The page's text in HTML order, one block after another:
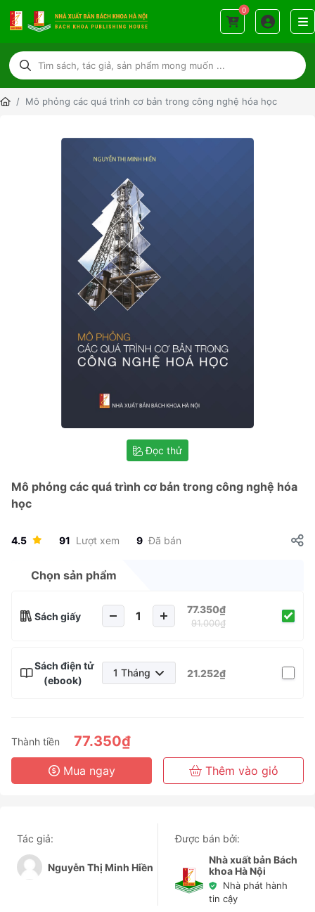
0
Mô phỏng các quá trình cơ bản trong công nghệ hóa học
Đọc thử
Mô phỏng các quá trình cơ bản trong công nghệ hóa
học
4.5 91 Lượt xem 9 Đã bán
Chọn sản phẩm
Sách giấy
77.350₫
91.000₫
Sách điện tử
(ebook)
1 Tháng
6 Tháng
3 Năm
21.252₫
Thành tiền 77.350₫
Mua ngay Thêm vào giỏ
Tác giả:
Nguyễn Thị Minh Hiền
Được bán bởi:
Nhà xuất bản Bách
khoa Hà Nội
Nhà phát hành
tin cậy